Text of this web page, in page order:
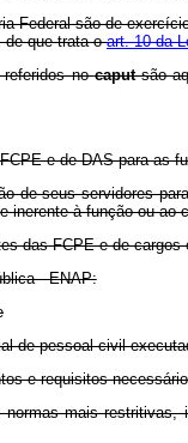
Federal são de
de que trata oart. 10 da
referidos nocaputsão
e de DAS para as
de seus servidores
inerente à função ou ao
das FCPE e de
- ENAP:
de pessoal civil
e requisitos
mais